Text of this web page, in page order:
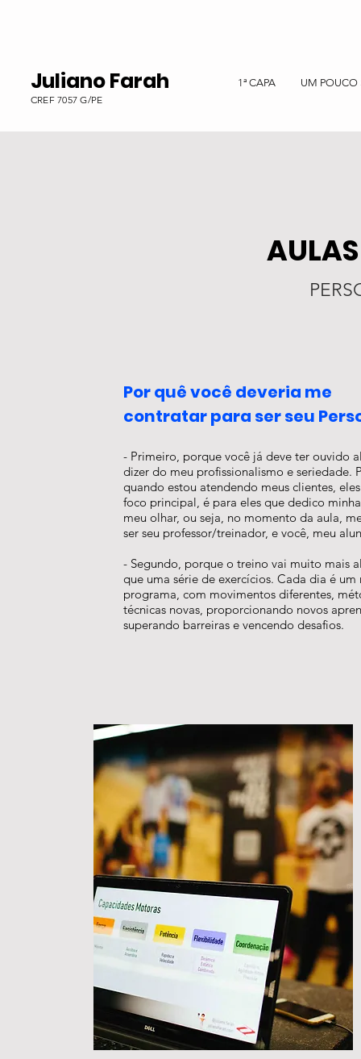
CREF 7057 G/PE
Juliano Farah 1ª CAPA UM POUCO
Por quê você deveria me
contratar para ser seu
- Primeiro, porque você já deve ter ouvido
dizer do meu profissionalismo e seriedade.
quando estou atendendo meus clientes,
foco principal, é para eles que dedico
meu olhar, ou seja, no momento da aula,
ser seu professor/treinador, e você, meu
- Segundo, porque o treino vai muito mais
que uma série de exercícios. Cada dia é um
programa, com movimentos diferentes,
técnicas novas, proporcionando novos
superando barreiras e vencendo desafios.